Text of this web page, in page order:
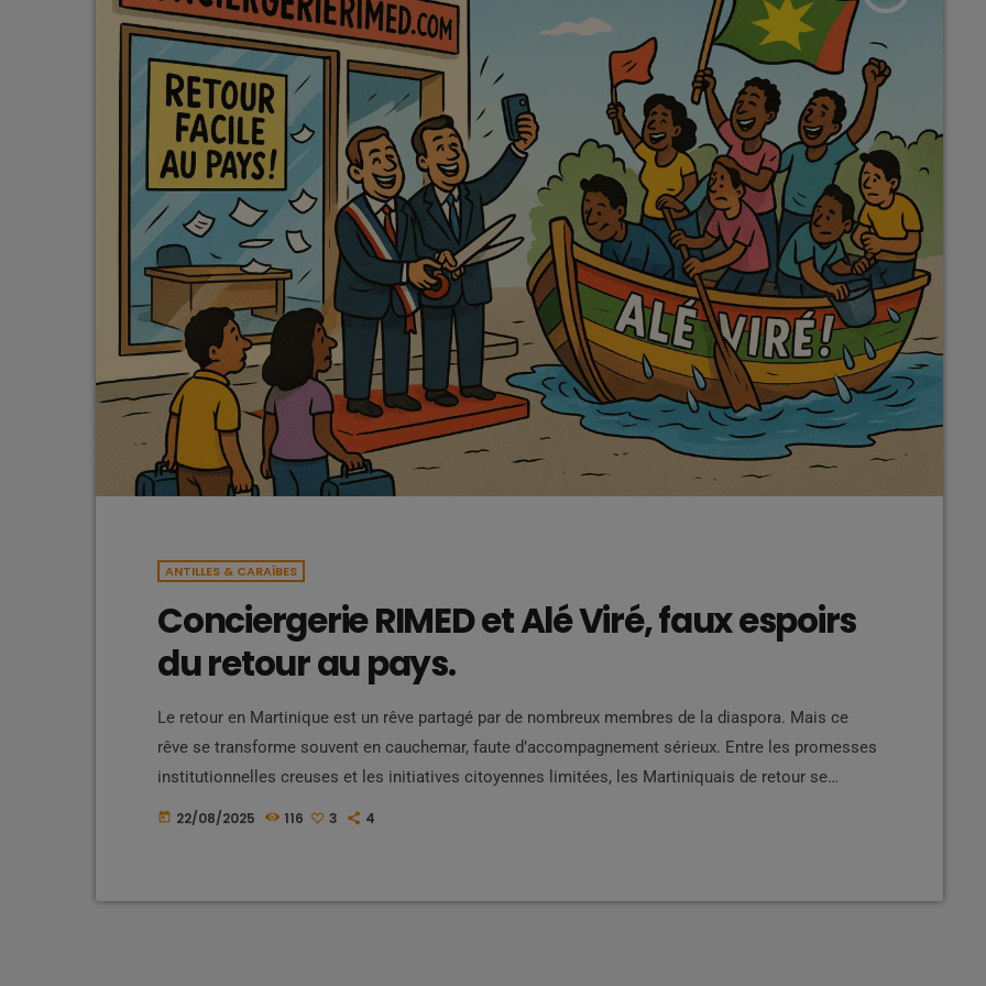
ANTILLES & CARAÏBES
Conciergerie RIMED et Alé Viré, faux espoirs
du retour au pays.
Le retour en Martinique est un rêve partagé par de nombreux membres de la diaspora. Mais ce
rêve se transforme souvent en cauchemar, faute d’accompagnement sérieux. Entre les promesses
institutionnelles creuses et les initiatives citoyennes limitées, les Martiniquais de retour se
retrouvent souvent seuls face à la réalité. Deux exemples illustrent ce constat :
today 22/08/2025 116 3 4